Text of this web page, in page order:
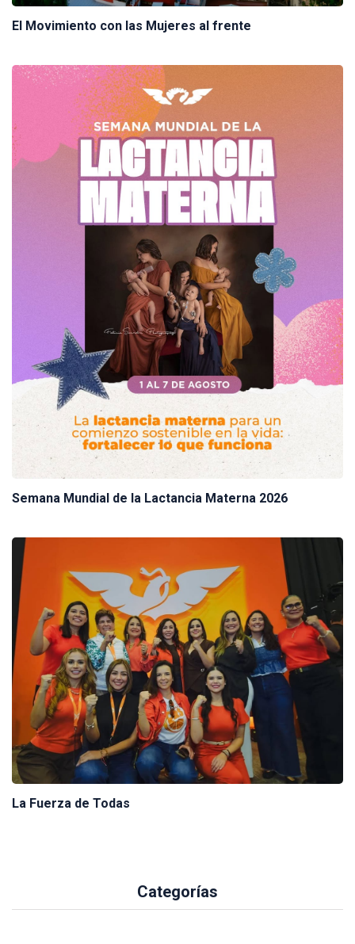
El Movimiento con las Mujeres al frente
Semana Mundial de la Lactancia Materna 2026
La Fuerza de Todas
Categorías